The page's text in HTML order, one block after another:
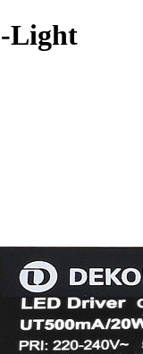
Light